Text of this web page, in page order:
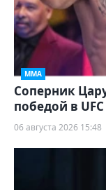
ММА
Соперник
победой в UFC
06 августа 2026 15:48